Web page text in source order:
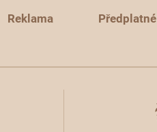
Reklama Předplatné